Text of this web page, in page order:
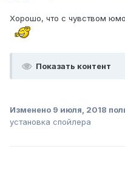
Хорошо, что с чувством
Показать контент
Изменено 9 июля, 2018
установка спойлера